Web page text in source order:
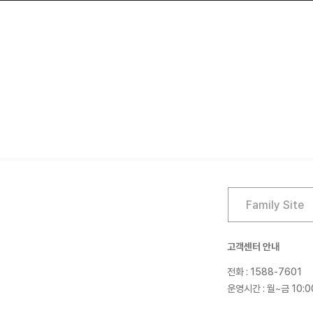
고객센터 안내
전화 : 1588-7601
운영시간 : 월~금